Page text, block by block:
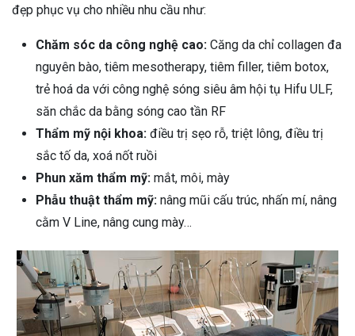
đẹp phục vụ cho nhiều nhu cầu như:
Chăm sóc da công nghệ cao: Căng da chỉ collagen đa
nguyên bào, tiêm mesotherapy, tiêm filler, tiêm botox,
trẻ hoá da với công nghệ sóng siêu âm hội tụ Hifu ULF,
săn chắc da bằng sóng cao tần RF
Thẩm mỹ nội khoa: điều trị sẹo rỗ, triệt lông, điều trị
sắc tố da, xoá nốt ruồi
Phun xăm thẩm mỹ: mắt, môi, mày
Phẫu thuật thẩm mỹ: nâng mũi cấu trúc, nhấn mí, nâng
cằm V Line, nâng cung mày…